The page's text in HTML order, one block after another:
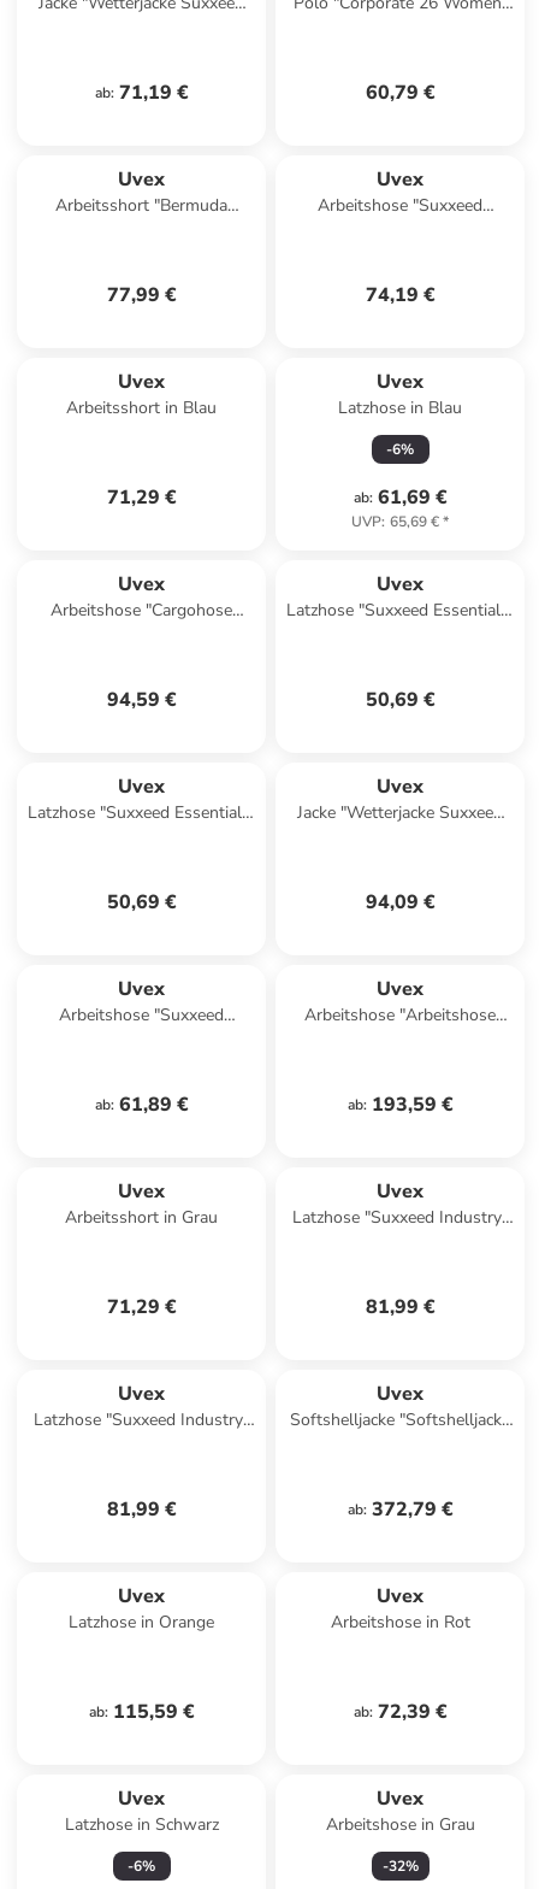
ab: 71,19 € 60,79 €
Uvex
Arbeitsshort "Bermuda
77,99 €
Uvex
Arbeitshose "Suxxeed
74,19 €
Uvex
Arbeitsshort in Blau
71,29 €
Uvex
Latzhose in Blau
-6%
ab: 61,69 €
UVP: 65,69 €*
Uvex
Arbeitshose "Cargohose
94,59 €
Uvex
Latzhose "Suxxeed Essentials"
50,69 €
Uvex
Latzhose "Suxxeed Essentials"
50,69 €
Uvex
Jacke "Wetterjacke Suxxeed
94,09 €
Uvex
Arbeitshose "Suxxeed
ab: 61,89 €
Uvex
Arbeitshose "Arbeitshose
ab: 193,59 €
Uvex
Arbeitsshort in Grau
71,29 €
Uvex
Latzhose "Suxxeed Industry"
81,99 €
Uvex
Latzhose "Suxxeed Industry"
81,99 €
Uvex
Softshelljacke "Softshelljacke
ab: 372,79 €
Uvex
Latzhose in Orange
ab: 115,59 €
Uvex
Arbeitshose in Rot
ab: 72,39 €
Uvex
Latzhose in Schwarz
-6%
Uvex
Arbeitshose in Grau
-32%